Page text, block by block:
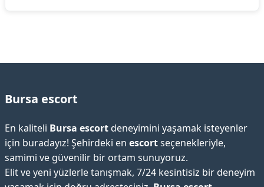
Bursa escort
En kaliteli Bursa escort deneyimini yaşamak isteyenler
için buradayız! Şehirdeki en escortseçenekleriyle,
samimi ve güvenilir bir ortam sunuyoruz.
Elit ve yeni yüzlerle tanışmak, 7/24 kesintisiz bir deneyim